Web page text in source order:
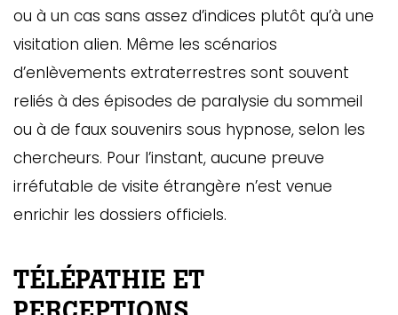
ou à un cas sans assez d’indices plutôt qu’à une
visitation alien. Même les scénarios
d’enlèvements extraterrestres sont souvent
reliés à des épisodes de paralysie du sommeil
ou à de faux souvenirs sous hypnose, selon les
chercheurs. Pour l’instant, aucune preuve
irréfutable de visite étrangère n’est venue
enrichir les dossiers officiels.
TÉLÉPATHIE ET